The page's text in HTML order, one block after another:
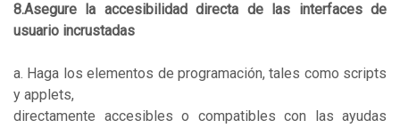
8.Asegure la accesibilidad directa de las interfaces de
usuario incrustadas
a. Haga los elementos de programación, tales como scripts
y applets,
directamente accesibles o compatibles con las ayudas